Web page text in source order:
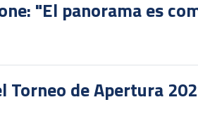
"El panorama es
Torneo de Apertura